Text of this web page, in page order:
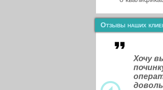
Отзывы наших
Хочу